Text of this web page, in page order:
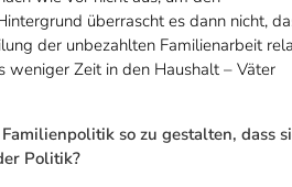
überrascht es dann nicht,
der unbezahlten Familienarbeit
Zeit in den Haushalt – Väter
so zu gestalten, dass
Politik?